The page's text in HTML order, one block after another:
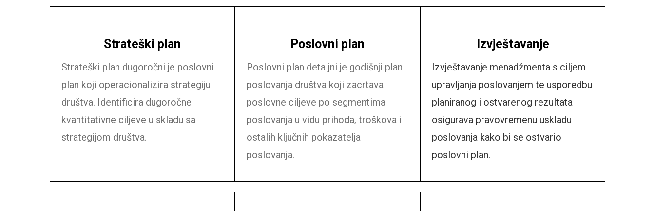
Strateški plan
Strateški plan dugoročni je poslovni
plan koji operacionalizira strategiju
društva. Identificira dugoročne
kvantitativne ciljeve u skladu sa
strategijom društva.
Poslovni plan
Poslovni plan detaljni je godišnji plan
poslovanja društva koji zacrtava
poslovne ciljeve po segmentima
poslovanja u vidu prihoda, troškova i
ostalih ključnih pokazatelja
poslovanja.
Izvještavanje
Izvještavanje menadžmenta s ciljem
upravljanja poslovanjem te usporedbu
planiranog i ostvarenog rezultata
osigurava pravovremenu uskladu
poslovanja kako bi se ostvario
poslovni plan.